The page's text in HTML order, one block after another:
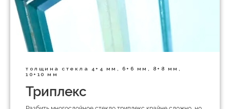
толщина стекла 4+4 мм, 6+6 мм, 8+8 мм,
10+10 мм
Триплекс